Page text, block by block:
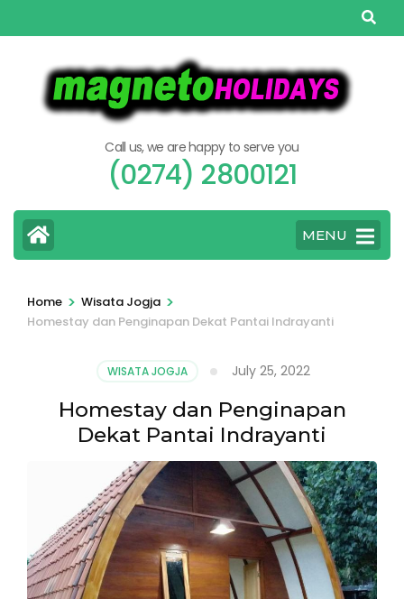
to
content
(Press
Enter)
Call us, we are happy to serve you
(0274) 2800121
MENU
Home > Wisata Jogja >
Homestay dan Penginapan Dekat Pantai Indrayanti
WISATA JOGJA July 25, 2022
Homestay dan Penginapan
Dekat Pantai Indrayanti